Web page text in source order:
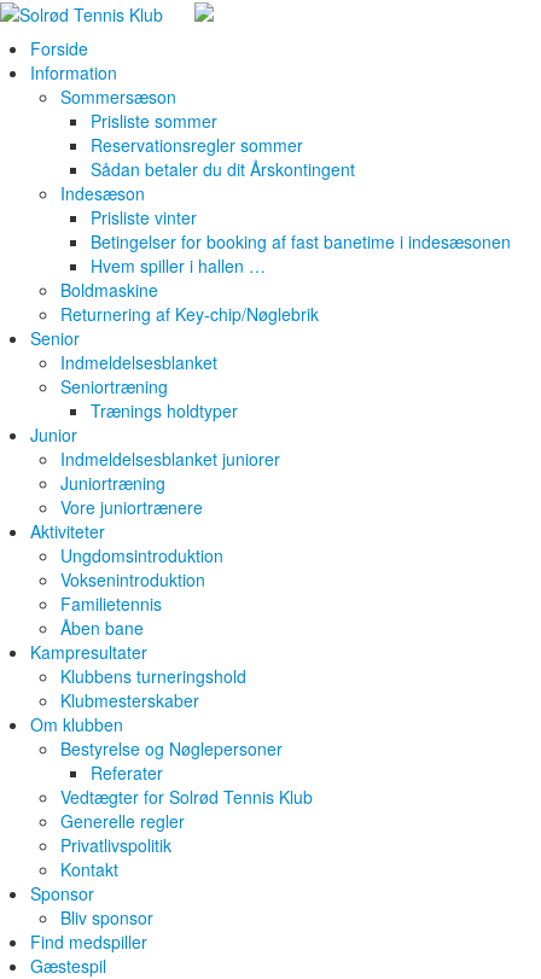
Forside
Information
Sommersæson
Prisliste sommer
Reservationsregler sommer
Sådan betaler du dit Årskontingent
Indesæson
Prisliste vinter
Betingelser for booking af fast banetime i indesæsonen
Hvem spiller i hallen …
Boldmaskine
Returnering af Key-chip/Nøglebrik
Senior
Indmeldelsesblanket
Seniortræning
Trænings holdtyper
Junior
Indmeldelsesblanket juniorer
Juniortræning
Vore juniortrænere
Aktiviteter
Ungdomsintroduktion
Voksenintroduktion
Familietennis
Åben bane
Kampresultater
Klubbens turneringshold
Klubmesterskaber
Om klubben
Bestyrelse og Nøglepersoner
Referater
Vedtægter for Solrød Tennis Klub
Generelle regler
Privatlivspolitik
Kontakt
Sponsor
Bliv sponsor
Find medspiller
Gæstespil